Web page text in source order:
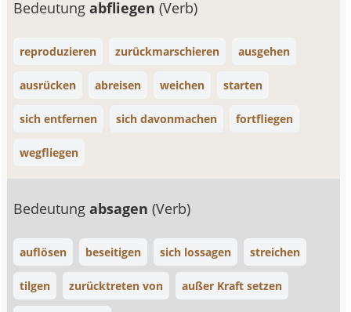
Bedeutungabfliegen(Verb)
reproduzieren zurückmarschieren ausgehen
ausrücken abreisen weichen starten
sich entfernen sich davonmachen fortfliegen
wegfliegen
Bedeutungabsagen(Verb)
auflösen beseitigen sich lossagen streichen
tilgen zurücktreten von außer Kraft setzen